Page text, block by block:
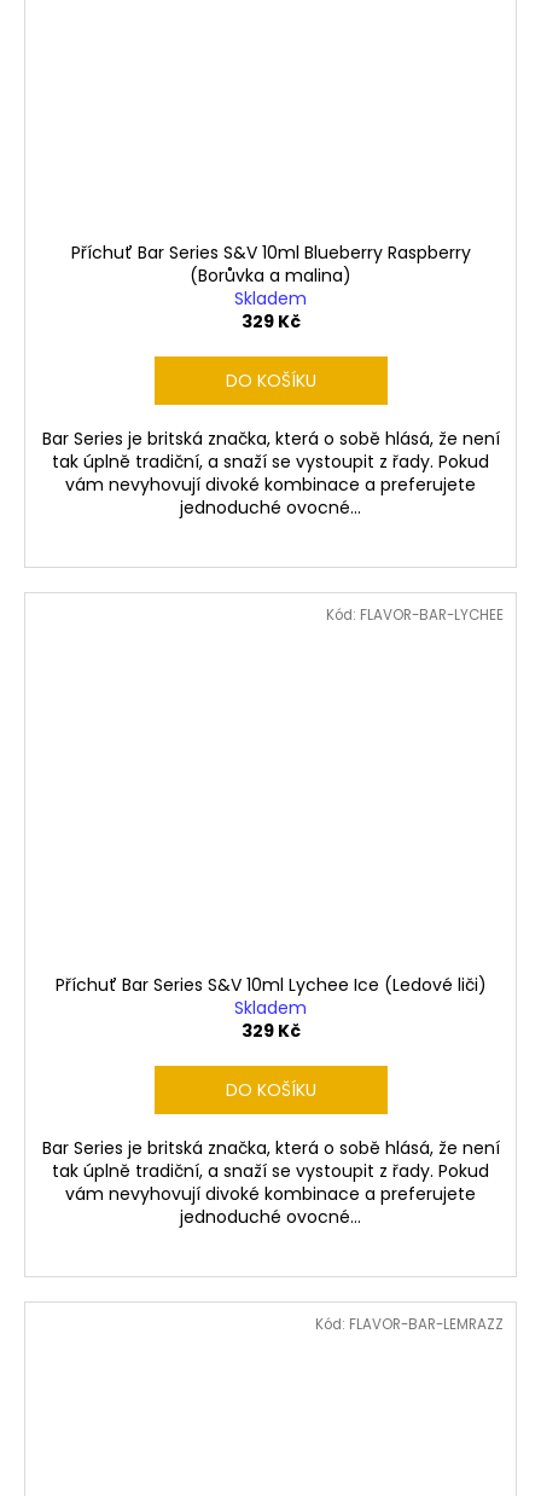
Příchuť Bar Series S&V 10ml Blueberry Raspberry
(Borůvka a malina)
Skladem
329 Kč
DO KOŠÍKU
Bar Series je britská značka, která o sobě hlásá, že není
tak úplně tradiční, a snaží se vystoupit z řady. Pokud
vám nevyhovují divoké kombinace a preferujete
jednoduché ovocné...
Příchuť Bar Series S&V 10ml Lychee Ice (Ledové liči)
Skladem
329 Kč
DO KOŠÍKU
Bar Series je britská značka, která o sobě hlásá, že není
tak úplně tradiční, a snaží se vystoupit z řady. Pokud
vám nevyhovují divoké kombinace a preferujete
jednoduché ovocné...
Kód: FLAVOR-BAR-LYCHEE
Kód: FLAVOR-BAR-LEMRAZZ